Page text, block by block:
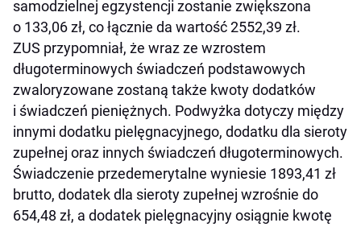
samodzielnej egzystencji zostanie zwiększona
o 133,06 zł, co łącznie da wartość 2552,39 zł.
ZUS przypomniał, że wraz ze wzrostem
długoterminowych świadczeń podstawowych
zwaloryzowane zostaną także kwoty dodatków
i świadczeń pieniężnych. Podwyżka dotyczy między
innymi dodatku pielęgnacyjnego, dodatku dla sieroty
zupełnej oraz innych świadczeń długoterminowych.
Świadczenie przedemerytalne wyniesie 1893,41 zł
brutto, dodatek dla sieroty zupełnej wzrośnie do
654,48 zł, a dodatek pielęgnacyjny osiągnie kwotę